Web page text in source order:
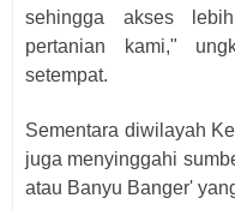
sehingga akses
pertanian kami,"
setempat.
Sementara diwilayah
juga menyinggahi
atau Banyu Banger'